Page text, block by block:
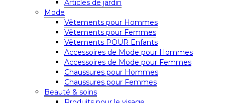
Articles de jardin
Mode
Vêtements pour Hommes
Vêtements pour Femmes
Vêtements POUR Enfants
Accessoires de Mode pour Hommes
Accessoires de Mode pour Femmes
Chaussures pour Hommes
Chaussures pour Femmes
Beauté & soins